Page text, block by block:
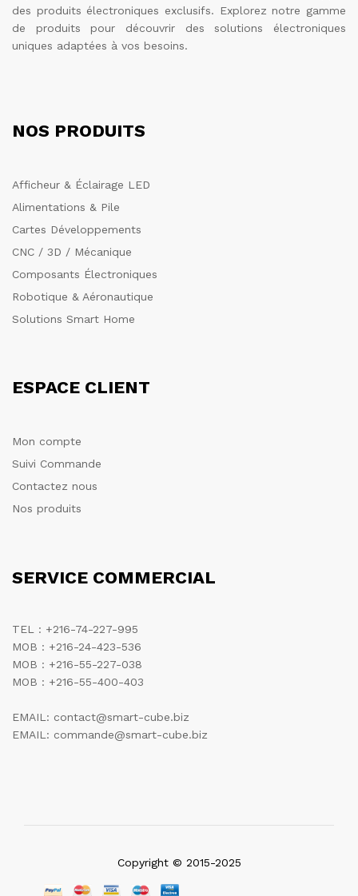
des produits électroniques exclusifs. Explorez notre gamme
de produits pour découvrir des solutions électroniques
uniques adaptées à vos besoins.
NOS PRODUITS
Afficheur & Éclairage LED
Alimentations & Pile
Cartes Développements
CNC / 3D / Mécanique
Composants Électroniques
Robotique & Aéronautique
Solutions Smart Home
ESPACE CLIENT
Mon compte
Suivi Commande
Contactez nous
Nos produits
SERVICE COMMERCIAL
TEL : +216-74-227-995
MOB : +216-24-423-536
MOB : +216-55-227-038
MOB : +216-55-400-403
EMAIL: contact@smart-cube.biz
EMAIL: commande@smart-cube.biz
Copyright © 2015-2025